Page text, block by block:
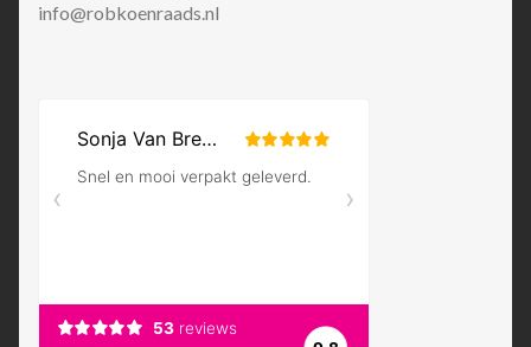
info@robkoenraads.nl